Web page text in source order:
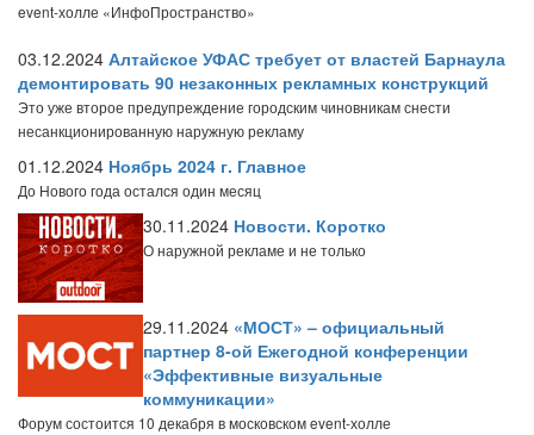
event-холле «ИнфоПространство»
03.12.2024 Алтайское УФАС требует от властей Барнаула
демонтировать 90 незаконных рекламных конструкций
Это уже второе предупреждение городским чиновникам снести
несанкционированную наружную рекламу
01.12.2024 Ноябрь 2024 г. Главное
До Нового года остался один месяц
30.11.2024 Новости. Коротко
О наружной рекламе и не только
29.11.2024 «МОСТ» – официальный
партнер 8-ой Ежегодной конференции
«Эффективные визуальные
коммуникации»
Форум состоится 10 декабря в московском event-холле